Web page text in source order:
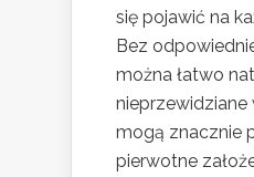
się pojawić na
Bez
można łatwo
nieprzewidziane
mogą znacznie
pierwotne